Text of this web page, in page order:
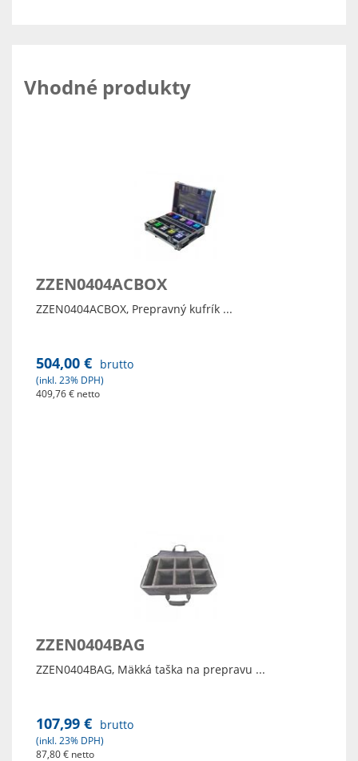
Vhodné produkty
ZZEN0404ACBOX
ZZEN0404ACBOX, Prepravný kufrík ...
504,00 € brutto
(inkl. 23% DPH)
409,76 € netto
ZZEN0404BAG
ZZEN0404BAG, Mäkká taška na prepravu ...
107,99 € brutto
(inkl. 23% DPH)
87,80 € netto